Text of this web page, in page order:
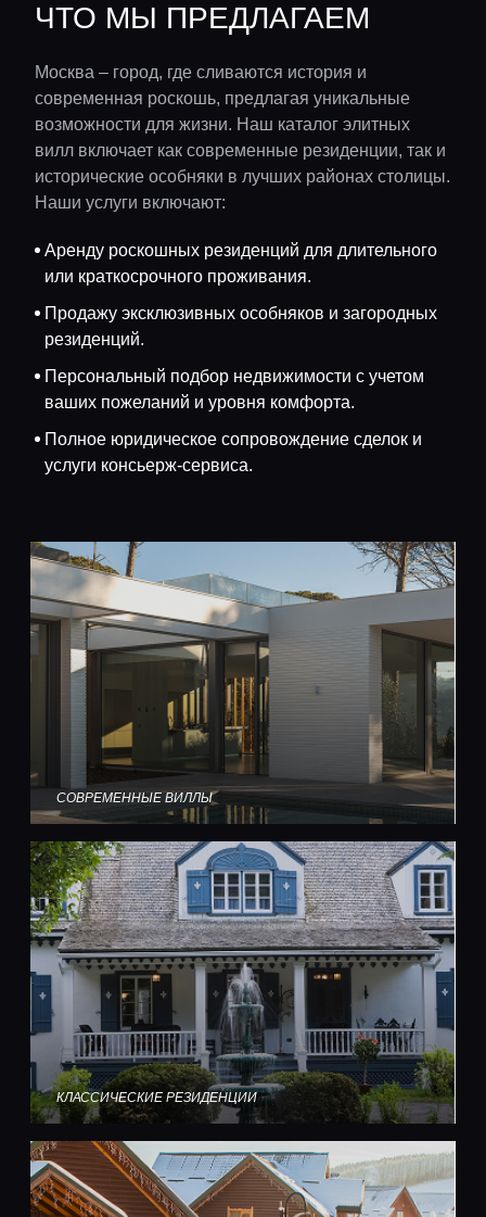
ЧТО МЫ ПРЕДЛАГАЕМ
Москва – город, где сливаются история и
современная роскошь, предлагая уникальные
возможности для жизни. Наш каталог элитных
вилл включает как современные резиденции, так и
исторические особняки в лучших районах столицы.
Наши услуги включают:
Аренду роскошных резиденций для длительного
или краткосрочного проживания.
Продажу эксклюзивных особняков и загородных
резиденций.
Персональный подбор недвижимости с учетом
ваших пожеланий и уровня комфорта.
Полное юридическое сопровождение сделок и
услуги консьерж-сервиса.
СОВРЕМЕННЫЕ ВИЛЛЫ
КЛАССИЧЕСКИЕ РЕЗИДЕНЦИИ